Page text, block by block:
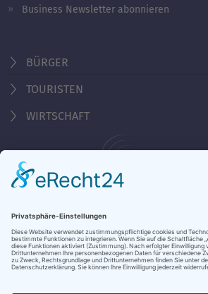
Business Newsletter abonnieren
BÜRGER
TOURISTEN
WIRTSCHAFT
Behördennummer 115
KONTAKT
NOTRUFE & HOTLINES
JOBS
STADTANZEIGER
BROSCHÜREN
PRESSE
DATENSCHUTZ